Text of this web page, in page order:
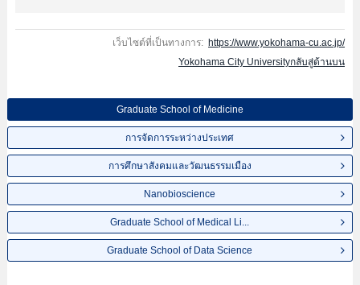
เว็บไซต์ที่เป็นทางการ: https://www.yokohama-cu.ac.jp/
Yokohama City Universityกลับสู่ด้านบน
Graduate School of Medicine
การจัดการระหว่างประเทศ
การศึกษาสังคมและวัฒนธรรมเมือง
Nanobioscience
Graduate School of Medical Li...
Graduate School of Data Science